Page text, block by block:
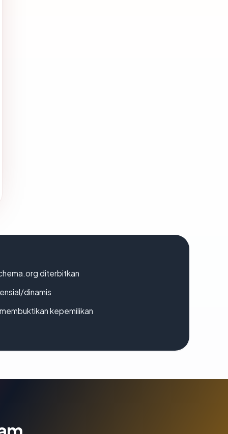
diterbitkan
dinamis
kepemilikan